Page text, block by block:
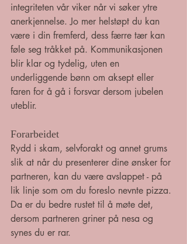
integriteten vår viker når vi søker ytre
anerkjennelse. Jo mer helstøpt du kan
være i din fremferd, dess færre tær kan
føle seg tråkket på. Kommunikasjonen
blir klar og tydelig, uten en
underliggende bønn om aksept eller
faren for å gå i forsvar dersom jubelen
uteblir.
Forarbeidet
Rydd i skam, selvforakt og annet grums
slik at når du presenterer dine ønsker for
partneren, kan du være avslappet - på
lik linje som om du foreslo nevnte pizza.
Da er du bedre rustet til å møte det,
dersom partneren griner på nesa og
synes du er rar.